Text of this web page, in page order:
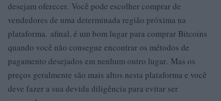
desejam oferecer. Você pode escolher comprar de
vendedores de uma determinada região próxima na
plataforma. afinal, é um bom lugar para comprar Bitcoins
quando você não consegue encontrar os métodos de
pagamento desejados em nenhum outro lugar. Mas os
preços geralmente são mais altos nesta plataforma e você
deve fazer a sua devida diligência para evitar ser